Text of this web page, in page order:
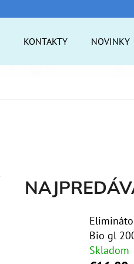
KONTAKTY NOVINKY
Bio gl
Skladom